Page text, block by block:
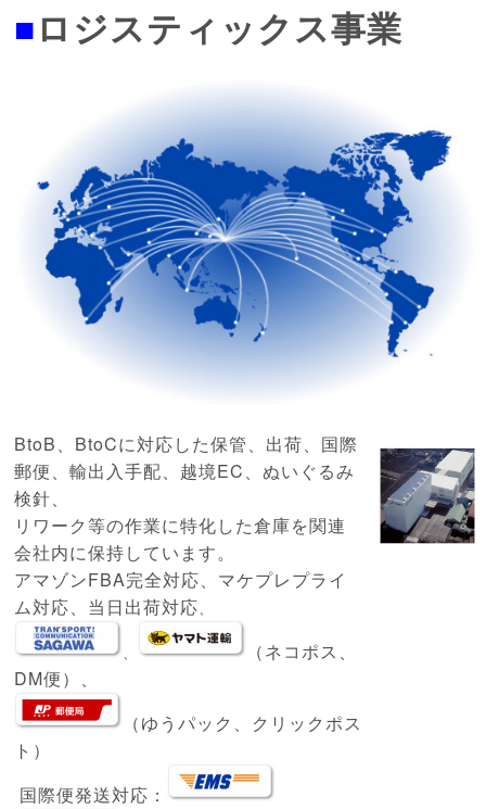
■ロジスティックス事業
BtoB、BtoCに対応した保管、出荷、国際
郵便、輸出入手配、越境EC、ぬいぐるみ
検針、
リワーク等の作業に特化した倉庫を関連
会社内に保持しています。
アマゾンFBA完全対応、マケプレプライ
ム対応、当日出荷対応、
、
（ネコポス、
DM便）、
（ゆうパック、クリックポス
ト）
国際便発送対応：